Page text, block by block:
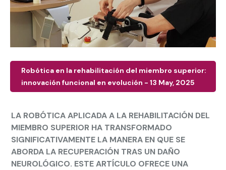
Robótica en la rehabilitación del miembro superior:
innovación funcional en evolución - 13 May, 2025
LA ROBÓTICA APLICADA A LA REHABILITACIÓN DEL
MIEMBRO SUPERIOR HA TRANSFORMADO
SIGNIFICATIVAMENTE LA MANERA EN QUE SE
ABORDA LA RECUPERACIÓN TRAS UN DAÑO
NEUROLÓGICO. ESTE ARTÍCULO OFRECE UNA